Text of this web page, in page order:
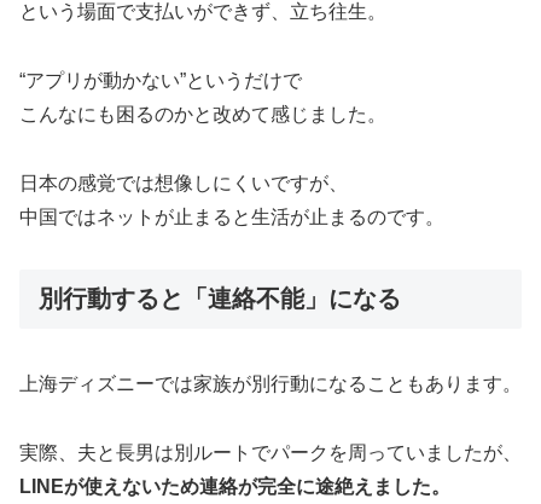
という場面で支払いができず、立ち往生。
“アプリが動かない”というだけで
こんなにも困るのかと改めて感じました。
日本の感覚では想像しにくいですが、
中国ではネットが止まると生活が止まるのです。
別行動すると「連絡不能」になる
上海ディズニーでは家族が別行動になることもあります。
実際、夫と長男は別ルートでパークを周っていましたが、
LINEが使えないため連絡が完全に途絶えました。